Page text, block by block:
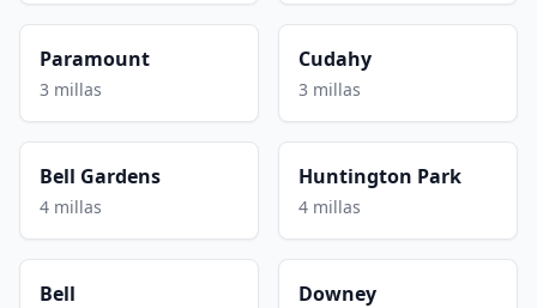
Paramount
3 millas
Cudahy
3 millas
Bell Gardens
4 millas
Huntington Park
4 millas
Bell Downey